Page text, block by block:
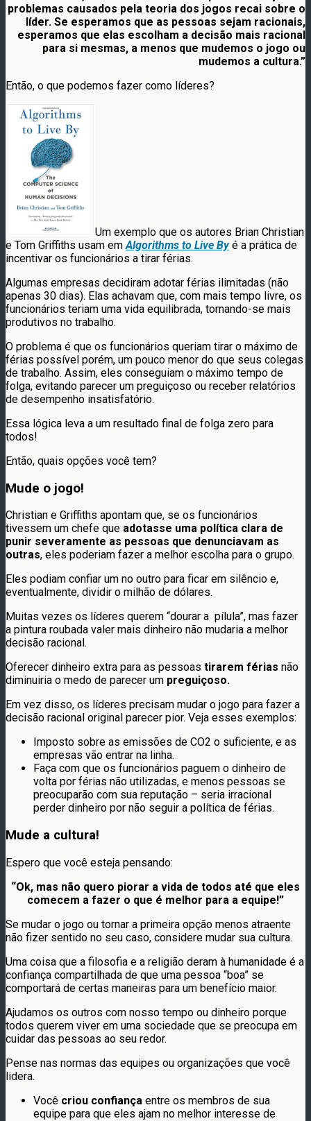
problemas causados ​​pela teoria dos jogos recai sobre o
líder. Se esperamos que as pessoas sejam racionais,
esperamos que elas escolham a decisão mais racional
para si mesmas, a menos que mudemos o jogo ou
mudemos a cultura.”
Então, o que podemos fazer como líderes?
Um exemplo que os autores Brian Christian
e Tom Griffiths usam emAlgorithms to Live Byé a prática de
incentivar os funcionários a tirar férias.
Algumas empresas decidiram adotar férias ilimitadas (não
apenas 30 dias). Elas achavam que, com mais tempo livre, os
funcionários teriam uma vida equilibrada, tornando-se mais
produtivos no trabalho.
O problema é que os funcionários queriam tirar o máximo de
férias possível porém, um pouco menor do que seus colegas
de trabalho. Assim, eles conseguiam o máximo tempo de
folga, evitando parecer um preguiçoso ou receber relatórios
de desempenho insatisfatório.
Essa lógica leva a um resultado final de folga zero para
todos!
Então, quais opções você tem?
Mude o jogo!
Christian e Griffiths apontam que, se os funcionários
tivessem um chefe que adotasse uma política clara de
punir severamente as pessoas que denunciavam as
outras, eles poderiam fazer a melhor escolha para o grupo.
Eles podiam confiar um no outro para ficar em silêncio e,
eventualmente, dividir o milhão de dólares.
Muitas vezes os líderes querem “dourar a pílula”, mas fazer
a pintura roubada valer mais dinheiro não mudaria a melhor
decisão racional.
Oferecer dinheiro extra para as pessoas tirarem férias não
diminuiria o medo de parecer um preguiçoso.
Em vez disso, os líderes precisam mudar o jogo para fazer a
decisão racional original parecer pior. Veja esses exemplos:
Imposto sobre as emissões de CO2 o suficiente, e as
empresas vão entrar na linha.
Faça com que os funcionários paguem o dinheiro de
volta por férias não utilizadas, e menos pessoas se
preocuparão com sua reputação – seria irracional
perder dinheiro por não seguir a política de férias.
Mude a cultura!
Espero que você esteja pensando:
“Ok, mas não quero piorar a vida de todos até que eles
comecem a fazer o que é melhor para a equipe!”
Se mudar o jogo ou tornar a primeira opção menos atraente
não fizer sentido no seu caso, considere mudar sua cultura.
Uma coisa que a filosofia e a religião deram à humanidade é a
confiança compartilhada de que uma pessoa “boa” se
comportará de certas maneiras para um benefício maior.
Ajudamos os outros com nosso tempo ou dinheiro porque
todos querem viver em uma sociedade que se preocupa em
cuidar das pessoas ao seu redor.
Pense nas normas das equipes ou organizações que você
lidera.
Você criou confiança entre os membros de sua
equipe para que eles ajam no melhor interesse de